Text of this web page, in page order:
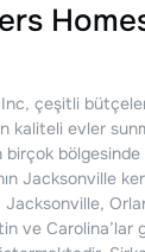
Inc, çeşitli
kaliteli evler
birçok
Jacksonville
Jacksonville,
ve Carolina’lar